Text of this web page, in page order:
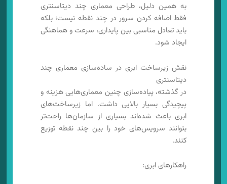
به همین دلیل، طراحی معماری چند دیتاسنتری
فقط اضافه کردن سرور در چند نقطه نیست؛ بلکه
باید تعادل مناسبی بین پایداری، سرعت و هماهنگی
ایجاد شود.
نقش زیرساخت ابری در ساده‌سازی معماری چند
دیتاسنتری
در گذشته، پیاده‌سازی چنین معماری‌هایی هزینه و
پیچیدگی بسیار بالایی داشت. اما زیرساخت‌های
ابری باعث شده‌اند بسیاری از سازمان‌ها راحت‌تر
بتوانند سرویس‌های خود را بین چند نقطه توزیع
کنند.
راهکارهای ابری: